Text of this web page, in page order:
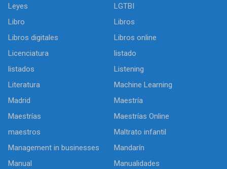
Leyes
LGTBI
Libro
Libros
Libros digitales
Libros online
Licenciatura
listado
listados
Listening
Literatura
Machine Learning
Madrid
Maestría
Maestrías
Maestrías Online
maestros
Maltrato infantil
Management in businesses
Mandarín
Manual
Manualidades